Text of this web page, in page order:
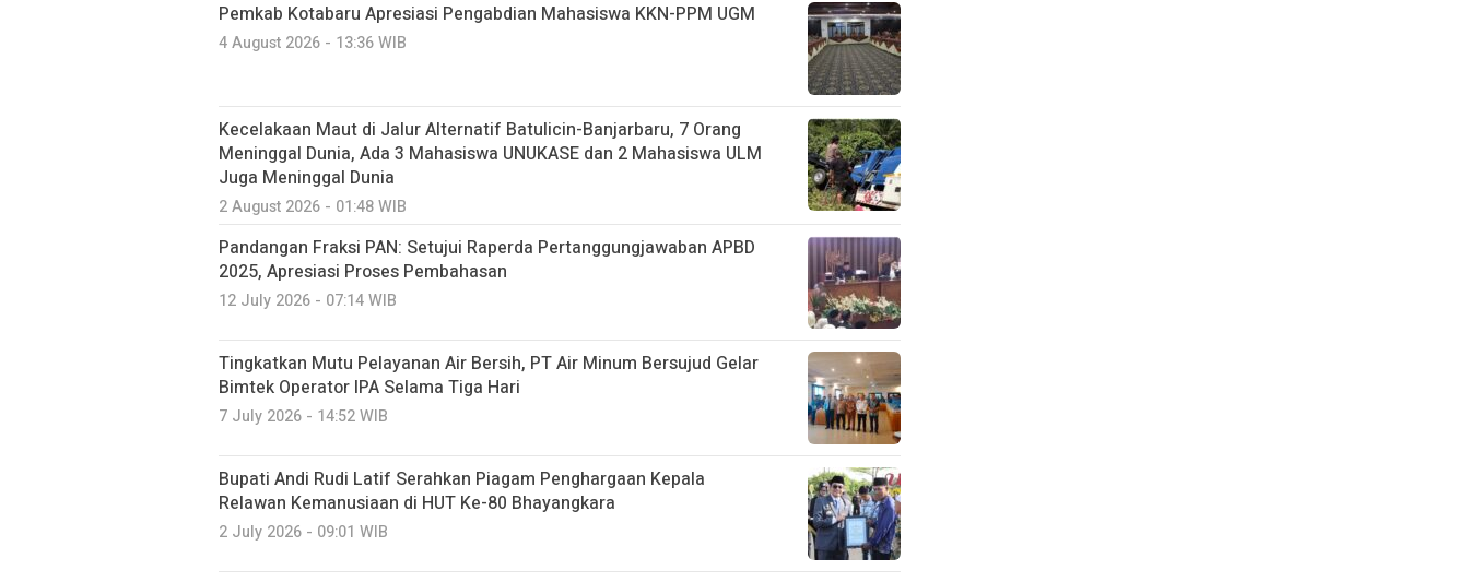
Pemkab Kotabaru Apresiasi Pengabdian Mahasiswa KKN-PPM UGM
4 August 2026 - 13:36 WIB
Kecelakaan Maut di Jalur Alternatif Batulicin-Banjarbaru, 7 Orang
Meninggal Dunia, Ada 3 Mahasiswa UNUKASE dan 2 Mahasiswa ULM
Juga Meninggal Dunia
2 August 2026 - 01:48 WIB
Pandangan Fraksi PAN: Setujui Raperda Pertanggungjawaban APBD
2025, Apresiasi Proses Pembahasan
12 July 2026 - 07:14 WIB
Tingkatkan Mutu Pelayanan Air Bersih, PT Air Minum Bersujud Gelar
Bimtek Operator IPA Selama Tiga Hari
7 July 2026 - 14:52 WIB
Bupati Andi Rudi Latif Serahkan Piagam Penghargaan Kepala
Relawan Kemanusiaan di HUT Ke-80 Bhayangkara
2 July 2026 - 09:01 WIB